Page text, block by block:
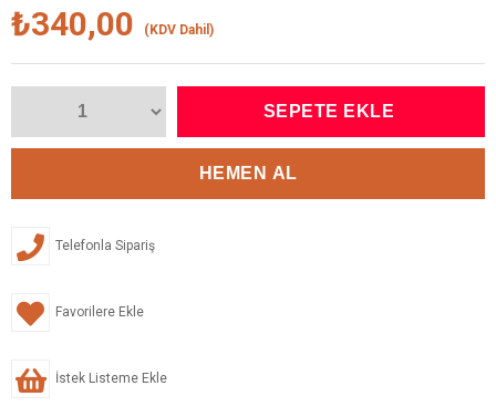
₺340,00 (KDV Dahil)
Telefonla Sipariş
Favorilere Ekle
İstek Listeme Ekle